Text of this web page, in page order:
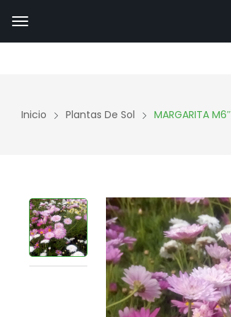
Inicio Plantas De Sol MARGARITA M6″